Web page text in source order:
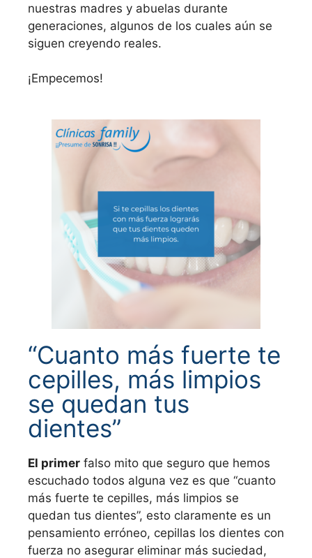
nuestras madres y abuelas durante
generaciones, algunos de los cuales aún se
siguen creyendo reales.
¡Empecemos!
“Cuanto más fuerte te
cepilles, más limpios
se quedan tus
dientes”
El primer falso mito que seguro que hemos
escuchado todos alguna vez es que “cuanto
más fuerte te cepilles, más limpios se
quedan tus dientes”, esto claramente es un
pensamiento erróneo, cepillas los dientes con
fuerza no asegurar eliminar más suciedad,